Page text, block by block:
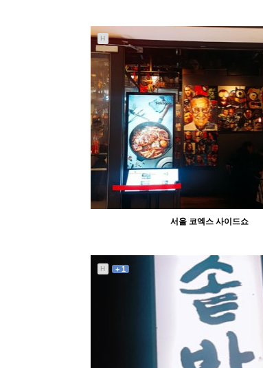
3266
H
1113
10-09
abcd
서울 코엑스 사이드쇼
H + 1